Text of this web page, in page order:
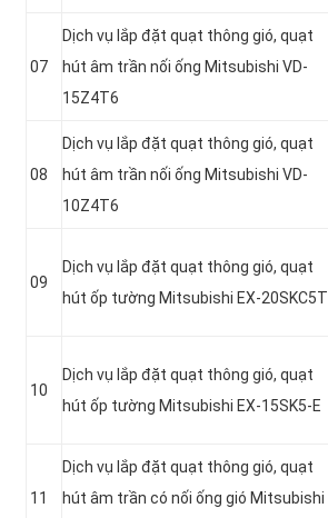
07
Dịch vụ lắp đặt quạt thông gió, quạt
hút âm trần nối ống Mitsubishi VD-
15Z4T6
08
Dịch vụ lắp đặt quạt thông gió, quạt
hút âm trần nối ống Mitsubishi VD-
10Z4T6
09
Dịch vụ lắp đặt quạt thông gió, quạt
hút ốp tường Mitsubishi EX-20SKC5T
10
Dịch vụ lắp đặt quạt thông gió, quạt
hút ốp tường Mitsubishi EX-15SK5-E
11
Dịch vụ lắp đặt quạt thông gió, quạt
hút âm trần có nối ống gió Mitsubishi